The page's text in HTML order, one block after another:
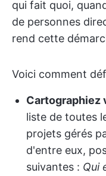
qui fait quoi,
de personnes
rend cette
Voici comment
Cartographiez
liste de toutes
projets gérés
d'entre eux,
suivantes : Qui